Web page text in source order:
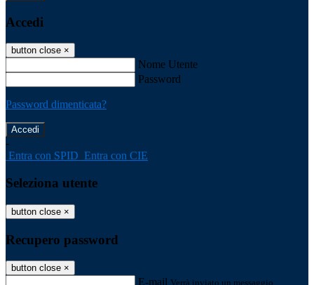
Accedi
button close ×
Nome Utente
Password
Password dimenticata?
-
Entra con SPID Entra con CIE
Seleziona utente
button close ×
Recupero password
button close ×
E-mail Verrà inviato un messaggio